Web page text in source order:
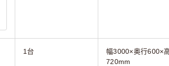
1台
幅3000×奥行600×
720mm